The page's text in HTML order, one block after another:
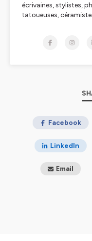
écrivaines, stylistes,
tatoueuses,
Hébergé par Ausha.
Facebook
LinkedIn
Email